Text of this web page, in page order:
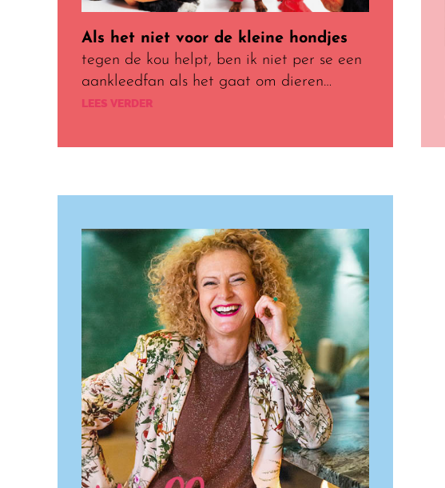
Als het niet voor de kleine hondjes
tegen de kou helpt, ben ik niet per se een
aankleedfan als het gaat om dieren…
LEES VERDER